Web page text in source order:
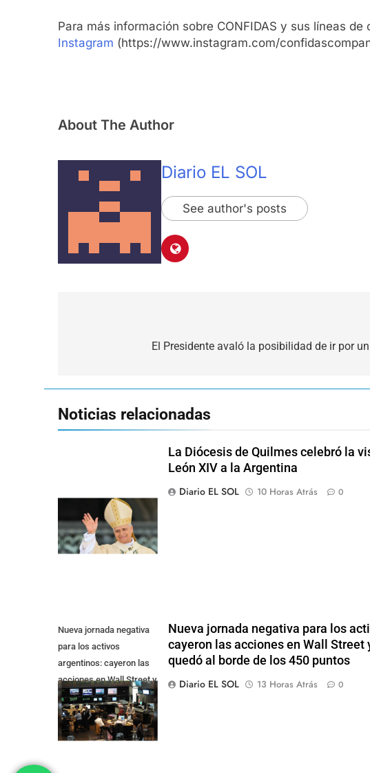
Para más información sobre CONFIDAS y sus líneas
Instagram (https://www.instagram.com/
About The Author
Diario EL SOL
See author's posts
El Presidente avaló la posibilidad de ir por
Noticias relacionadas
La Diócesis de Quilmes celebró la
León XIV a la Argentina
Diario EL SOL
10 Horas Atrás 0
Nueva jornada negativa
para los activos
argentinos: cayeron las
acciones en Wall Street y
el riesgo país quedó al
borde de los 450 punt
Nueva jornada negativa para los
cayeron las acciones en Wall Street
quedó al borde de los 450 puntos
Diario EL SOL
13 Horas Atrás 0